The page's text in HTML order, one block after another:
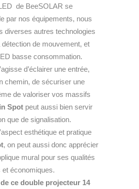
de BeeSOLAR se
par nos équipements, nous
diverses autres technologies
détection de mouvement, et
basse consommation.
d’éclairer une entrée,
chemin, de sécuriser une
de valoriser vos massifs
Spot peut aussi bien servir
que de signalisation.
esthétique et pratique
, on peut aussi donc apprécier
mural pour ses qualités
et économiques.
ce double projecteur 14